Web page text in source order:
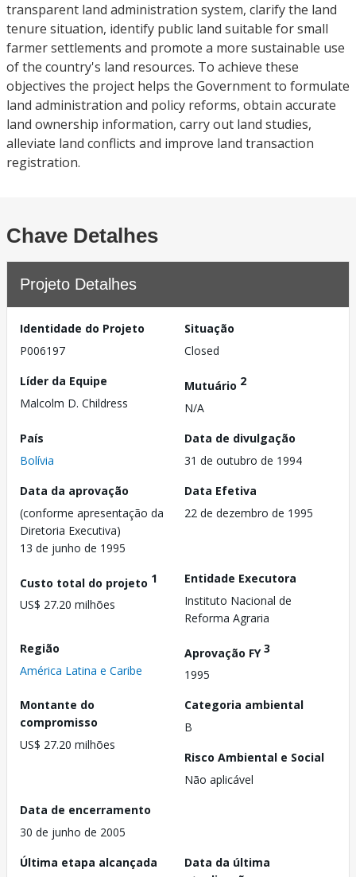
transparent land administration system, clarify the land
tenure situation, identify public land suitable for small
farmer settlements and promote a more sustainable use
of the country's land resources. To achieve these
objectives the project helps the Government to formulate
land administration and policy reforms, obtain accurate
land ownership information, carry out land studies,
alleviate land conflicts and improve land transaction
registration.
Chave Detalhes
Projeto Detalhes
Identidade do Projeto
P006197
Situação
Closed
Líder da Equipe
Malcolm D. Childress
Mutuário 2
N/A
País
Bolívia
Data de divulgação
31 de outubro de 1994
Data da aprovação
(conforme apresentação da
Diretoria Executiva)
13 de junho de 1995
Data Efetiva
22 de dezembro de 1995
Custo total do projeto 1
US$ 27.20 milhões
Entidade Executora
Instituto Nacional de
Reforma Agraria
Região
América Latina e Caribe
Aprovação FY3
1995
Montante do
compromisso
US$ 27.20 milhões
Categoria ambiental
B
Risco Ambiental e Social
Não aplicável
Data de encerramento
30 de junho de 2005
Última etapa alcançada
Data da última